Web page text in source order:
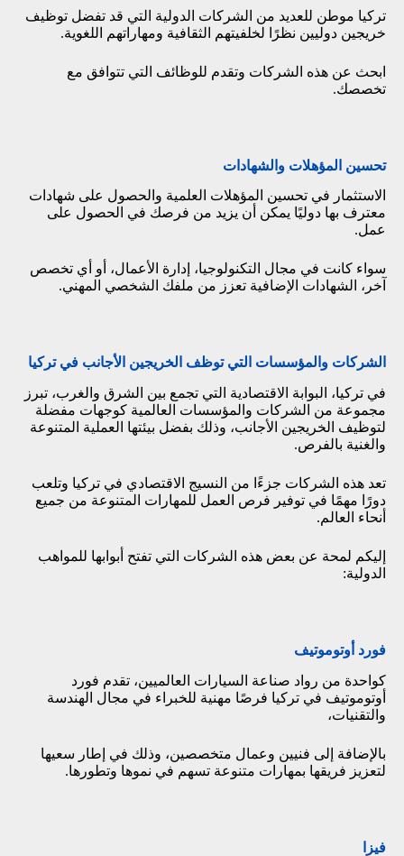
تركيا موطن للعديد من الشركات الدولية التي قد تفضل توظيف
خريجين دوليين نظرًا لخلفيتهم الثقافية ومهاراتهم اللغوية.
ابحث عن هذه الشركات وتقدم للوظائف التي تتوافق مع
تخصصك.
تحسين المؤهلات والشهادات
الاستثمار في تحسين المؤهلات العلمية والحصول على شهادات
معترف بها دوليًا يمكن أن يزيد من فرصك في الحصول على
عمل.
سواء كانت في مجال التكنولوجيا، إدارة الأعمال، أو أي تخصص
آخر، الشهادات الإضافية تعزز من ملفك الشخصي المهني.
الشركات والمؤسسات التي توظف الخريجين الأجانب في تركيا
في تركيا، البوابة الاقتصادية التي تجمع بين الشرق والغرب، تبرز
مجموعة من الشركات والمؤسسات العالمية كوجهات مفضلة
لتوظيف الخريجين الأجانب، وذلك بفضل بيئتها العملية المتنوعة
والغنية بالفرص.
تعد هذه الشركات جزءًا من النسيج الاقتصادي في تركيا وتلعب
دورًا مهمًا في توفير فرص العمل للمهارات المتنوعة من جميع
أنحاء العالم.
إليكم لمحة عن بعض هذه الشركات التي تفتح أبوابها للمواهب
الدولية:
فورد أوتوموتيف
كواحدة من رواد صناعة السيارات العالميين، تقدم فورد
أوتوموتيف في تركيا فرصًا مهنية للخبراء في مجال الهندسة
والتقنيات،
بالإضافة إلى فنيين وعمال متخصصين، وذلك في إطار سعيها
لتعزيز فريقها بمهارات متنوعة تسهم في نموها وتطورها.
فيزا